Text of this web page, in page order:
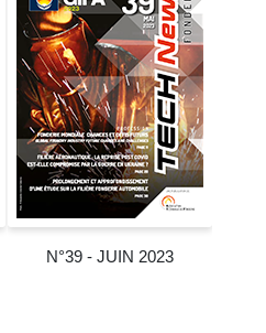
N°39 - JUIN 2023